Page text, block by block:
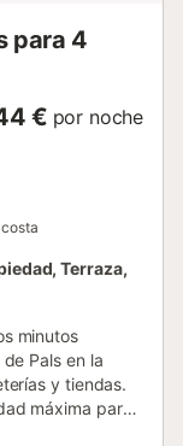
para 4
€ por noche
Terraza,
minutos
Pals en la
y tiendas.
máxima para